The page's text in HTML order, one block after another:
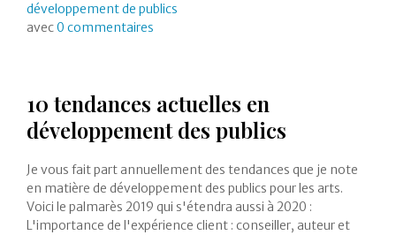
développement de publics
avec0 commentaires
10 tendances actuelles en
développement des publics
Je vous fait part annuellement des tendances que je note
en matière de développement des publics pour les arts.
Voici le palmarès 2019 qui s'étendra aussi à 2020 :
L'importance de l'expérience client : conseiller, auteur et